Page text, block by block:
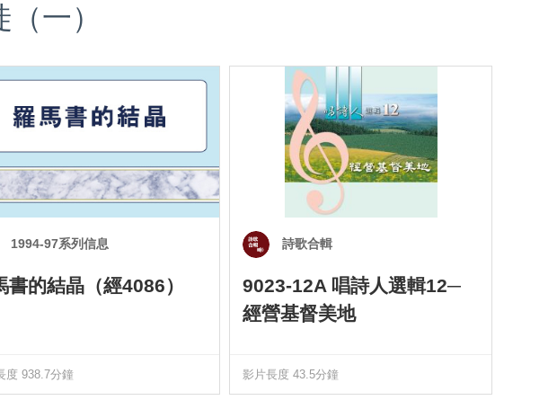
一）
1994-97系列信息
書的結晶（經4086）
度 938.7分鐘
詩歌合輯
9023-12A 唱詩人選輯12─
經營基督美地
影片長度 43.5分鐘